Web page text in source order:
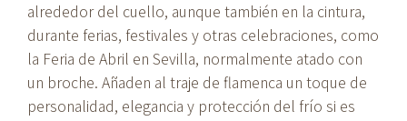
alrededor del cuello, aunque también en la cintura,
durante ferias, festivales y otras celebraciones, como
la Feria de Abril en Sevilla, normalmente atado con
un broche. Añaden al traje de flamenca un toque de
personalidad, elegancia y protección del frío si es